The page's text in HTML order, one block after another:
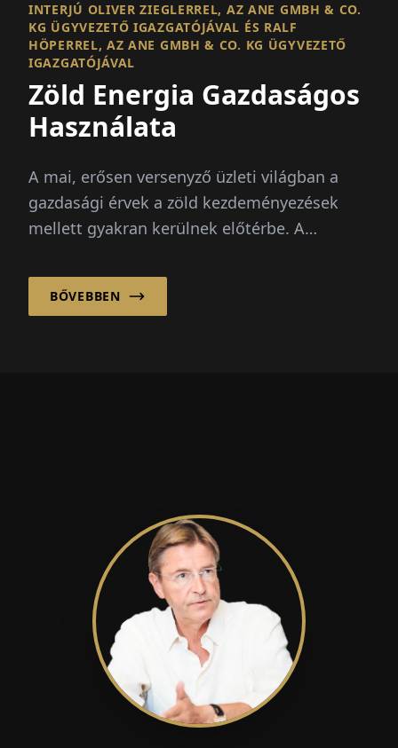
INTERJÚ OLIVER ZIEGLERREL, AZ ANE GMBH & CO.
KG ÜGYVEZETŐ IGAZGATÓJÁVAL ÉS RALF
HÖPERREL, AZ ANE GMBH & CO. KG ÜGYVEZETŐ
IGAZGATÓJÁVAL
Zöld Energia Gazdaságos
Használata
A mai, erősen versenyző üzleti világban a
gazdasági érvek a zöld kezdeményezések
mellett gyakran kerülnek előtérbe. A
az ökológiai intézkedések gazdaságilag
fenntarthatóak...
BŐVEBBEN